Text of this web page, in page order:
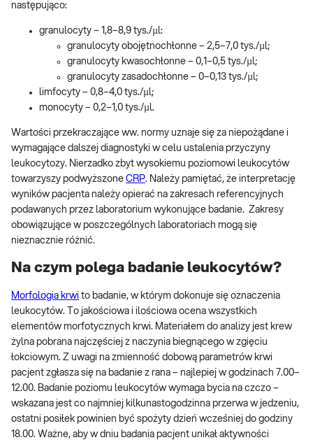
następująco:
granulocyty – 1,8–8,9 tys./µl:
granulocyty obojętnochłonne – 2,5–7,0 tys./µl;
granulocyty kwasochłonne – 0,1–0,5 tys./µl;
granulocyty zasadochłonne – 0–0,13 tys./µl;
limfocyty – 0,8–4,0 tys./µl;
monocyty – 0,2–1,0 tys./µl.
Wartości przekraczające ww. normy uznaje się za niepożądane i
wymagające dalszej diagnostyki w celu ustalenia przyczyny
leukocytozy. Nierzadko zbyt wysokiemu poziomowi leukocytów
towarzyszy podwyższone CRP. Należy pamiętać, że interpretację
wyników pacjenta należy opierać na zakresach referencyjnych
podawanych przez laboratorium wykonujące badanie. Zakresy
obowiązujące w poszczególnych laboratoriach mogą się
nieznacznie różnić.
Na czym polega badanie leukocytów?
Morfologia krwi to badanie, w którym dokonuje się oznaczenia
leukocytów. To jakościowa i ilościowa ocena wszystkich
elementów morfotycznych krwi. Materiałem do analizy jest krew
żylna pobrana najczęściej z naczynia biegnącego w zgięciu
łokciowym. Z uwagi na zmienność dobową parametrów krwi
pacjent zgłasza się na badanie z rana – najlepiej w godzinach 7.00–
12.00. Badanie poziomu leukocytów wymaga bycia na czczo –
wskazana jest co najmniej kilkunastogodzinna przerwa w jedzeniu,
ostatni posiłek powinien być spożyty dzień wcześniej do godziny
18.00. Ważne, aby w dniu badania pacjent unikał aktywności